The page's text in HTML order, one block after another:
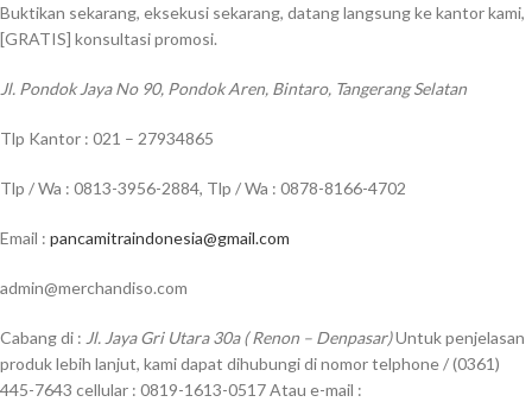
Buktikan sekarang, eksekusi sekarang, datang langsung ke kantor kami,
[GRATIS] konsultasi promosi.
Jl. Pondok Jaya No 90, Pondok Aren, Bintaro, Tangerang Selatan
Tlp Kantor : 021 – 27934865
Tlp / Wa : 0813-3956-2884, Tlp / Wa : 0878-8166-4702
Email : pancamitraindonesia@gmail.com
admin@merchandiso.com
Cabang di : Jl. Jaya Gri Utara 30a ( Renon – Denpasar)Untuk penjelasan
produk lebih lanjut, kami dapat dihubungi di nomor telphone / (0361)
445-7643 cellular : 0819-1613-0517 Atau e-mail :